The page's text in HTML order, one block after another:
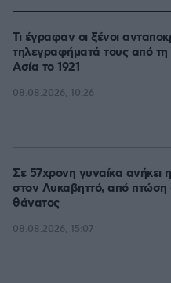
Τι έγραφαν οι ξένοι
τηλεγραφήματά τους από τη
Ασία το 1921
08.08.2026, 10:26
Σε 57χρονη γυναίκα ανήκει
στον Λυκαβηττό, από πτώση
θάνατος
08.08.2026, 15:07